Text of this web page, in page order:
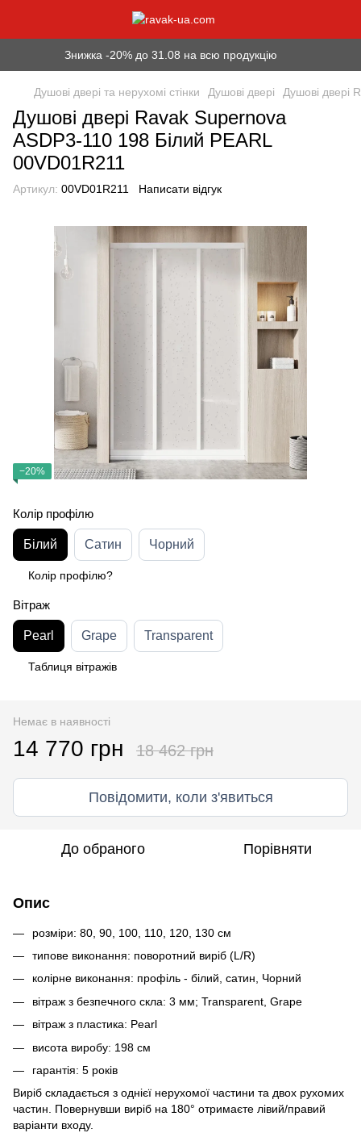
Знижка -20% до 31.08 на всю продукцію
Душові двері та нерухомі стінки Душові двері Душові двері
Душові двері Ravak Supernova
ASDP3-110 198 Білий PEARL
00VD01R211
Артикул: 00VD01R211 Написати відгук
−20%
Колір профілю
Білий Сатин Чорний
Колір профілю?
Вітраж
Pearl Grape Transparent
Таблиця вітражів
Немає в наявності
14 770 грн 18 462 грн
Повідомити, коли з'явиться
До обраного Порівняти
Опис
розміри: 80, 90, 100, 110, 120, 130 см
типове виконання: поворотний виріб (L/R)
колірне виконання: профіль - білий, сатин, Чорний
вітраж з безпечного скла: 3 мм; Transparent, Grape
вітраж з пластика: Pearl
висота виробу: 198 см
гарантія: 5 років
Виріб складається з однієї нерухомої частини та двох рухомих
частин. Повернувши виріб на 180° отримаєте лівий/правий
варіанти входу.